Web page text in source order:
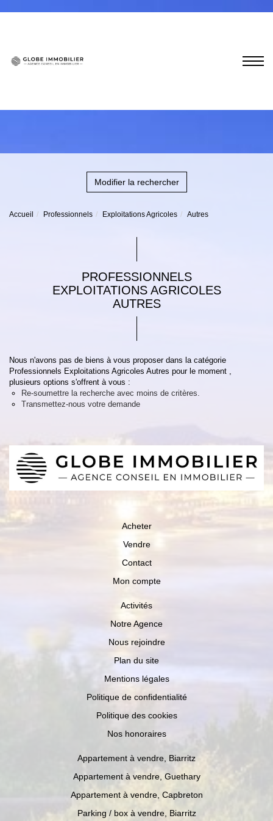
Modifier la rechercher
Accueil Professionnels Exploitations Agricoles Autres
PROFESSIONNELS
EXPLOITATIONS AGRICOLES
AUTRES
Nous n'avons pas de biens à vous proposer dans la catégorie
Professionnels Exploitations Agricoles Autres pour le moment ,
plusieurs options s'offrent à vous :
Re-soumettre la recherche avec moins de critères.
Transmettez-nous votre demande
Acheter
Vendre
Contact
Mon compte
Activités
Notre Agence
Nous rejoindre
Plan du site
Mentions légales
Politique de confidentialité
Politique des cookies
Nos honoraires
Appartement à vendre, Biarritz
Appartement à vendre, Guethary
Appartement à vendre, Capbreton
Parking / box à vendre, Biarritz